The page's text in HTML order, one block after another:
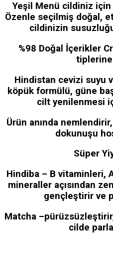
Yeşil Menü cildiniz
Özenle seçilmiş doğal,
cildinizin
%98 Doğal İçerikler
Hindistan cevizi suyu
köpük formülü, güne
cilt yenilenmesi
Ürün anında
dokunuşu
Süper
Hindiba – B vitaminleri,
mineraller açısından
gençleştirir ve
Matcha
cilde